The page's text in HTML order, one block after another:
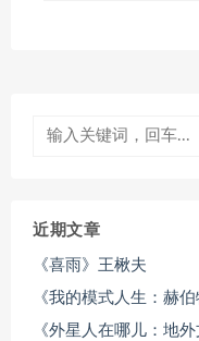
近期文章
《喜雨》王楸夫
《我的模式人生：赫
《外星人在哪儿：地